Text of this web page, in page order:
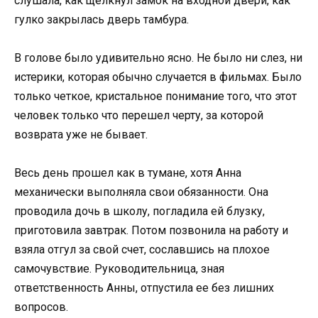
гулко закрылась дверь тамбура.
В голове было удивительно ясно. Не было ни слез, ни
истерики, которая обычно случается в фильмах. Было
только четкое, кристальное понимание того, что этот
человек только что перешел черту, за которой
возврата уже не бывает.
Весь день прошел как в тумане, хотя Анна
механически выполняла свои обязанности. Она
проводила дочь в школу, погладила ей блузку,
приготовила завтрак. Потом позвонила на работу и
взяла отгул за свой счет, сославшись на плохое
самочувствие. Руководительница, зная
ответственность Анны, отпустила ее без лишних
вопросов.